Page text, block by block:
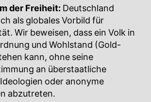
der Freiheit: Deutschland
als globales Vorbild für
Wir beweisen, dass ein Volk in
und Wohlstand (Gold-
kann, ohne seine
an überstaatliche
oder anonyme
abzutreten.